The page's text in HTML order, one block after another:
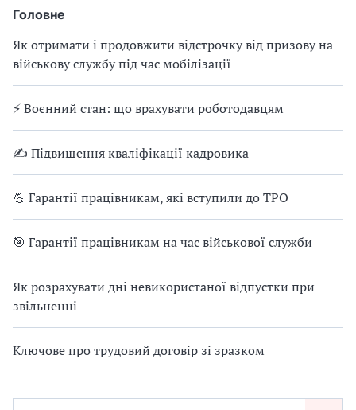
Головне
Як отримати і продовжити відстрочку від призову на
військову службу під час мобілізації
⚡ Воєнний стан: що врахувати роботодавцям
✍ Підвищення кваліфікації кадровика
💪 Гарантії працівникам, які вступили до ТРО
🎯 Гарантії працівникам на час військової служби
Як розрахувати дні невикористаної відпустки при
звільненні
Ключове про трудовий договір зі зразком